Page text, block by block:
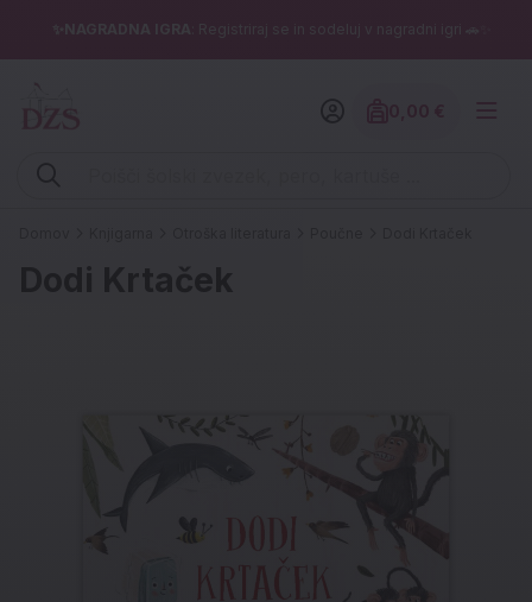
✨NAGRADNA IGRA : Registriraj se in sodeluj v nagradni igri 🚗✨
Vpišite iskalni niz (šolski zvezek, pero, kartuše ...)
Dodi Krtaček